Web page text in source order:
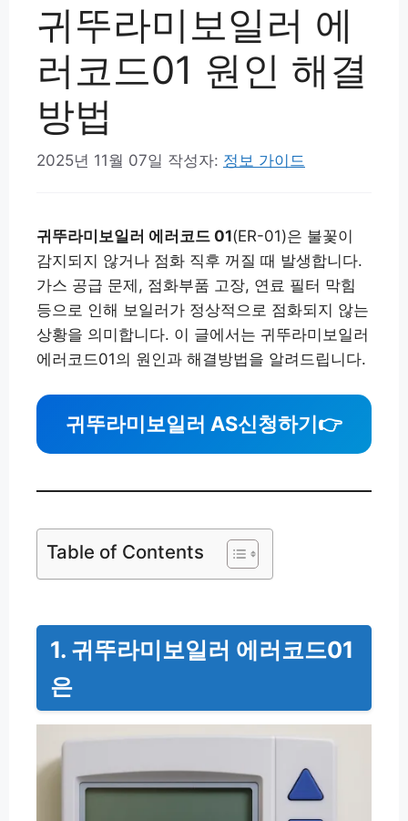
귀뚜라미보일러 에
러코드01 원인 해결
방법
2025년 11월 07일 작성자: 정보 가이드
귀뚜라미보일러 에러코드 01(ER-01)은 불꽃이
감지되지 않거나 점화 직후 꺼질 때 발생합니다.
가스 공급 문제, 점화부품 고장, 연료 필터 막힘
등으로 인해 보일러가 정상적으로 점화되지 않는
상황을 의미합니다. 이 글에서는 귀뚜라미보일러
에러코드01의 원인과 해결방법을 알려드립니다.
귀뚜라미보일러 AS신청하기👉
Table of Contents
1. 귀뚜라미보일러 에러코드01
은